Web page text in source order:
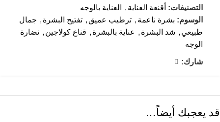
التصنيفات: أقنعة العناية ,
العناية بالوجه
الوسوم: بشرة ناعمة , ترطيب عميق , تفتيح البشرة , جمال
طبيعي , شد البشرة , عناية بالبشرة , قناع كولاجين , نضارة
الوجه
شارك:
قد يعجبك أيضاً…